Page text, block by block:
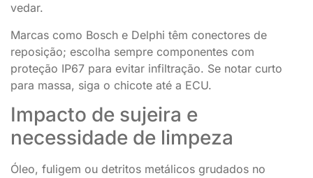
vedar.
Marcas como Bosch e Delphi têm conectores de
reposição; escolha sempre componentes com
proteção IP67 para evitar infiltração. Se notar curto
para massa, siga o chicote até a ECU.
Impacto de sujeira e
necessidade de limpeza
Óleo, fuligem ou detritos metálicos grudados no